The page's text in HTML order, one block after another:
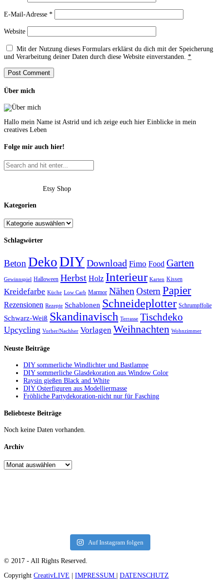
E-Mail-Adresse *
Website
Mit der Nutzung dieses Formulars erklärst du dich mit der Speicherung
und Verarbeitung deiner Daten durch diese Website einverstanden. *
Über mich
Hallo mein Name ist Astrid und ich zeige euch hier Einblicke in mein
creatives Leben
Folge mir auch hier!
Etsy Shop
Kategorien
Schlagwörter
Beton DekoDIYDownload Fimo Food Garten
Gewinnspiel Halloween Herbst Holz Interieur Karten Kissen
Kreidefarbe Küche Low Carb Marmor Nähen Ostern Papier
Rezensionen Rezepte Schablonen Schneideplotter Schrumpffolie
Schwarz-Weiß Skandinavisch Terrasse Tischdeko
Upcycling Vorher/Nachher Vorlagen Weihnachten Wohnzimmer
Neuste Beiträge
DIY sommerliche Windlichter und Bastlampe
DIY sommerliche Glasdekoration aus Window Color
Raysin gießen Black and White
DIY Osterfiguren aus Modelliermasse
Fröhliche Partydekoration-nicht nur für Fasching
Beliebteste Beiträge
Noch keine Daten vorhanden.
Archiv
Auf Instagram folgen
© 2017 - All Rights Reserved.
Copyright CreativLIVE | IMPRESSUM | DATENSCHUTZ